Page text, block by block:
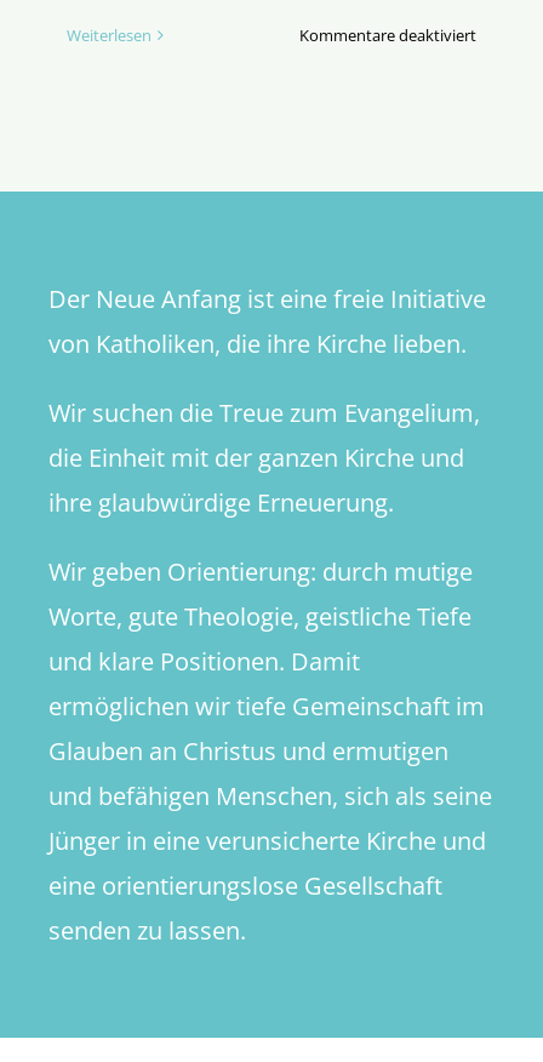
Weiterlesen Kommentare deaktiviertfür
Der Neue Anfang ist eine freie Initiative
von Katholiken, die ihre Kirche lieben.
Wir suchen die Treue zum Evangelium,
die Einheit mit der ganzen Kirche und
ihre glaubwürdige Erneuerung.
Wir geben Orientierung: durch mutige
Worte, gute Theologie, geistliche Tiefe
und klare Positionen. Damit
ermöglichen wir tiefe Gemeinschaft im
Glauben an Christus und ermutigen
und befähigen Menschen, sich als seine
Jünger in eine verunsicherte Kirche und
eine orientierungslose Gesellschaft
senden zu lassen.